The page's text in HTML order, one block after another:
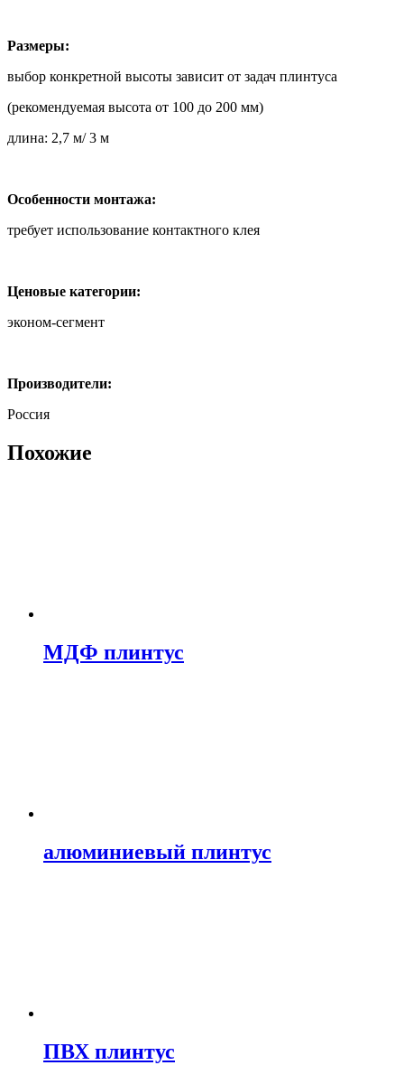
Размеры:
выбор конкретной высоты зависит от задач плинтуса
(рекомендуемая высота от 100 до 200 мм)
длина: 2,7 м/ 3 м
Особенности монтажа:
требует использование контактного клея
Ценовые категории:
эконом-сегмент
Производители:
Россия
Похожие
МДФ плинтус
алюминиевый плинтус
ПВХ плинтус